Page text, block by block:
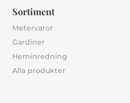
Sortiment
Metervaror
Gardiner
Heminredning
Alla produkter